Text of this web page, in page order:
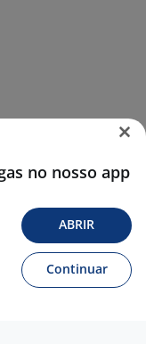
no nosso app
ABRIR
Continuar